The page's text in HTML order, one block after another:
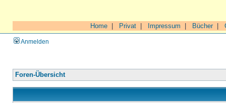
Home Privat Impressum Bücher|
Anmelden
Foren-Übersicht